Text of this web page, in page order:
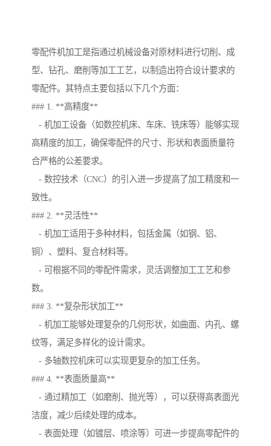
零配件机加工是指通过机械设备对原材料进行切削、成
型、钻孔、磨削等加工工艺，以制造出符合设计要求的
零配件。其特点主要包括以下几个方面：
### 1. **高精度**
- 机加工设备（如数控机床、车床、铣床等）能够实现
高精度的加工，确保零配件的尺寸、形状和表面质量符
合严格的公差要求。
- 数控技术（CNC）的引入进一步提高了加工精度和一
致性。
### 2. **灵活性**
- 机加工适用于多种材料，包括金属（如钢、铝、
铜）、塑料、复合材料等。
- 可根据不同的零配件需求，灵活调整加工工艺和参
数。
### 3. **复杂形状加工**
- 机加工能够处理复杂的几何形状，如曲面、内孔、螺
纹等，满足多样化的设计需求。
- 多轴数控机床可以实现更复杂的加工任务。
### 4. **表面质量高**
- 通过精加工（如磨削、抛光等），可以获得高表面光
洁度，减少后续处理的成本。
- 表面处理（如镀层、喷涂等）可进一步提高零配件的